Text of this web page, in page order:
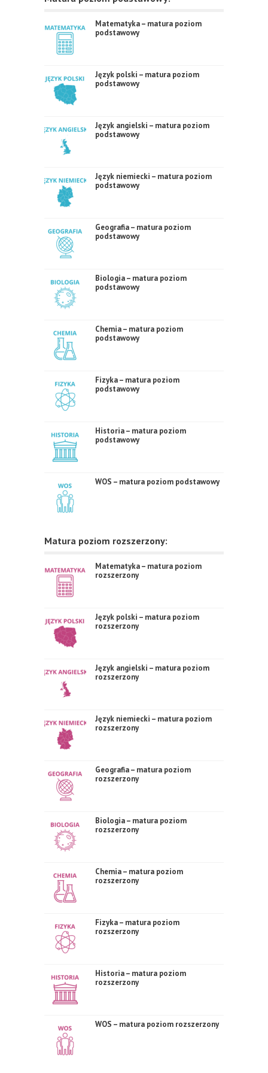
Matematyka – matura poziom
podstawowy
Język polski – matura poziom
podstawowy
Język angielski – matura poziom
podstawowy
Język niemiecki – matura poziom
podstawowy
Geografia – matura poziom
podstawowy
Biologia – matura poziom
podstawowy
Chemia – matura poziom
podstawowy
Fizyka – matura poziom
podstawowy
Historia – matura poziom
podstawowy
WOS – matura poziom podstawowy
Matura poziom rozszerzony:
Matematyka – matura poziom
rozszerzony
Język polski – matura poziom
rozszerzony
Język angielski – matura poziom
rozszerzony
Język niemiecki – matura poziom
rozszerzony
Geografia – matura poziom
rozszerzony
Biologia – matura poziom
rozszerzony
Chemia – matura poziom
rozszerzony
Fizyka – matura poziom
rozszerzony
Historia – matura poziom
rozszerzony
WOS – matura poziom rozszerzony